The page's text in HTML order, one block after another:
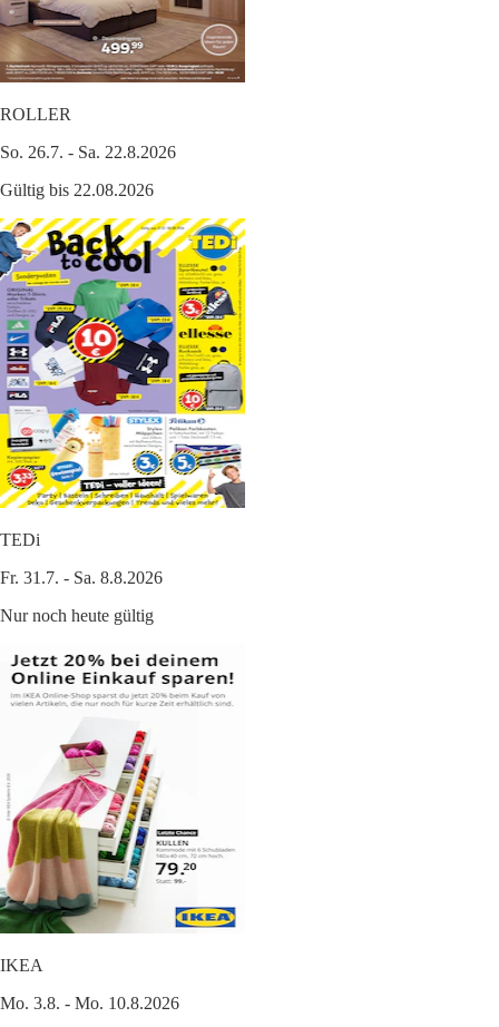
ROLLER
So. 26.7. - Sa. 22.8.2026
Gültig bis 22.08.2026
TEDi
Fr. 31.7. - Sa. 8.8.2026
Nur noch heute gültig
IKEA
Mo. 3.8. - Mo. 10.8.2026